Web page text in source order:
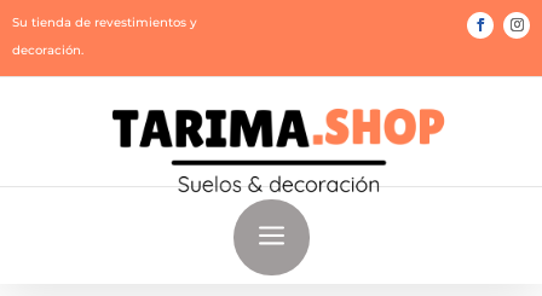
Su tienda de revestimientos y
decoración.
a